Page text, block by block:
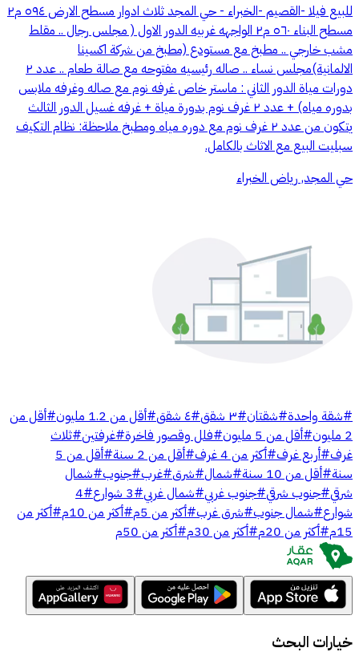
للبيع فيلا -القصيم -الخبراء - حي المجد ثلاث ادوار مسطح الارض ٥٩٤ م٢
مسطح البناء ٥٦٠ م٢ الواجهه غربيه الدور الاول ( مجلس رجال .. مقلط
مشب خارجي .. مطبخ مع مستودع (مطبخ من شركة اكسينا
الالمانية)مجلس نساء .. صاله رئيسيه مفتوحه مع صالة طعام .. عدد ٢
دورات مياة الدور الثاني : ماستر خاص غرفه نوم مع صاله وغرفه ملابس
بدوره مياه) + عدد ٢ غرف نوم بدورة مياة + غرفه غسيل الدور الثالث
يتكون من عدد ٢ غرف نوم مع دوره مياه ومطبخ ملاحظة: نظام التكيف
سبليت البيع مع الاثاث بالكامل.
حي المجد, رياض الخبراء
#شقة واحدة#شقتان#٣ شقق #٤ شقق #أقل من 1.2 مليون #أقل من
2 مليون
#أقل من 5 مليون #فلل وقصور فاخرة#غرفتين#ثلاث
غرف#أربع غرف#أكثر من 4 غرف #أقل من 2 سنة #
أقل من 5
سنة#أقل من 10 سنة #شمال#شرق#غرب#جنوب#شمال
شرقي#جنوب شرقي#جنوب غربي#شمال غربي#3 شوارع #
4
شوارع#شمال جنوب#شرق غرب#أكثر من 5م #أكثر من 10م #أكثر من
15م #أكثر من 20م #أكثر من 30م #أكثر من 50م
خيارات البحث